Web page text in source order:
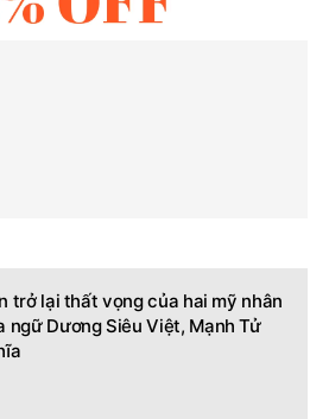
trở lại thất vọng của hai mỹ nhân
ngữ Dương Siêu Việt, Mạnh Tử